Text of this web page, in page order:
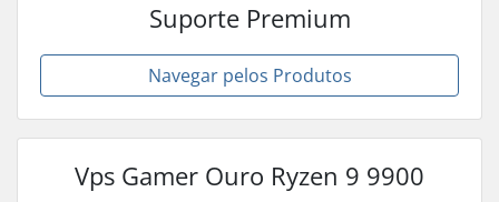
Suporte Premium
Navegar pelos Produtos
Vps Gamer Ouro Ryzen 9 9900